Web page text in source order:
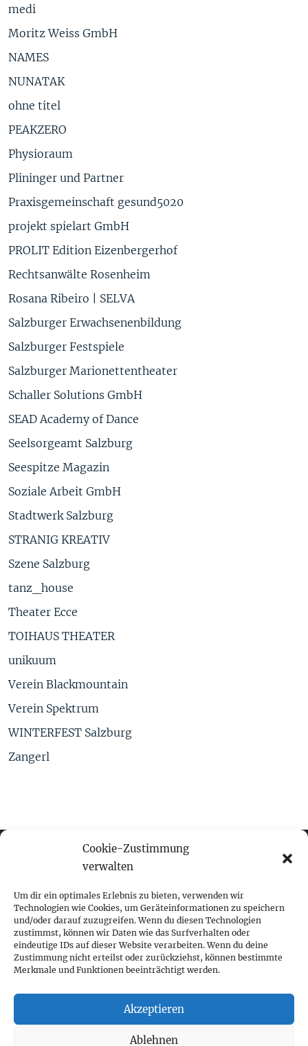
Cookie-Zustimmung
verwalten
Um dir ein optimales Erlebnis zu bieten, verwenden wir
Technologien wie Cookies, um Geräteinformationen zu speichern
und/oder darauf zuzugreifen. Wenn du diesen Technologien
zustimmst, können wir Daten wie das Surfverhalten oder
eindeutige IDs auf dieser Website verarbeiten. Wenn du deine
Zustimmung nicht erteilst oder zurückziehst, können bestimmte
Merkmale und Funktionen beeinträchtigt werden.
Akzeptieren
Ablehnen
medi
Moritz Weiss GmbH
NAMES
NUNATAK
ohne titel
PEAKZERO
Physioraum
Plininger und Partner
Praxisgemeinschaft gesund5020
projekt spielart GmbH
PROLIT Edition Eizenbergerhof
Rechtsanwälte Rosenheim
Rosana Ribeiro | SELVA
Salzburger Erwachsenenbildung
Salzburger Festspiele
Salzburger Marionettentheater
Schaller Solutions GmbH
SEAD Academy of Dance
Seelsorgeamt Salzburg
Seespitze Magazin
Soziale Arbeit GmbH
Stadtwerk Salzburg
STRANIG KREATIV
Szene Salzburg
tanz_house
Theater Ecce
TOIHAUS THEATER
unikuum
Verein Blackmountain
Verein Spektrum
WINTERFEST Salzburg
Zangerl
fokus visuelle kommunikation
Franz-Ofner-Straße 20
A - 5020 Salzburg
+ 43 662 452 083
fokus@fokus-design.com
Impressum